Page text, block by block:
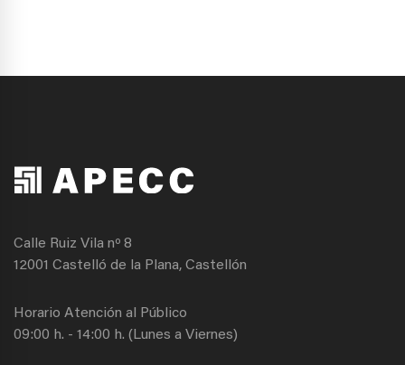
Calle Ruiz Vila nº 8
12001 Castelló de la Plana, Castellón
Horario Atención al Público
09:00 h. - 14:00 h. (Lunes a Viernes)